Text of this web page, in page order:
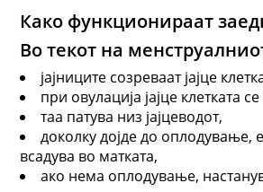
Како функционираат
Во текот на
јајниците созреваат јајце
при овулација јајце клетката
таа патува низ јајцеводот,
доколку дојде до оплодување,
всадува во матката,
ако нема оплодување,